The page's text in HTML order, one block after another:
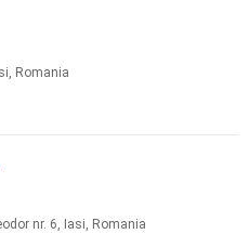
Romania
nr. 6, Iasi, Romania